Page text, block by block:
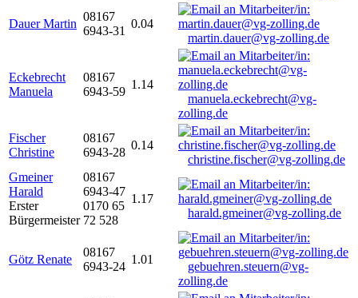
Dauer Martin
08167
6943-31
0.04
martin.dauer@vg-zolling.de
Eckebrecht
Manuela
08167
6943-59
1.14
manuela.eckebrecht@vg-
zolling.de
Fischer
Christine
08167
6943-28
0.14
christine.fischer@vg-zolling.de
Gmeiner
Harald
Erster
Bürgermeister
08167
6943-47
0170 65
72 528
1.17
harald.gmeiner@vg-zolling.de
Götz Renate
08167
6943-24
1.01
gebuehren.steuern@vg-
zolling.de